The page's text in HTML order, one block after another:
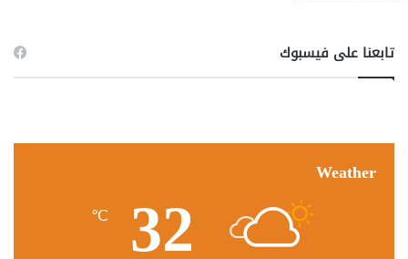
تابعنا على فيسبوك
Weather
32
℃